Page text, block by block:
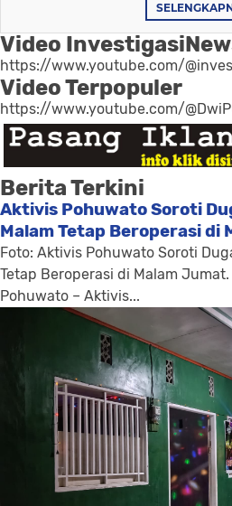
Video
https://www.youtube.com/
Video Terpopuler
https://www.youtube.com/
Berita Terkini
Aktivis Pohuwato Soroti
Malam Tetap Beroperasi di
Foto: Aktivis Pohuwato Soroti
Tetap Beroperasi di Malam Jumat.
Pohuwato – Aktivis...